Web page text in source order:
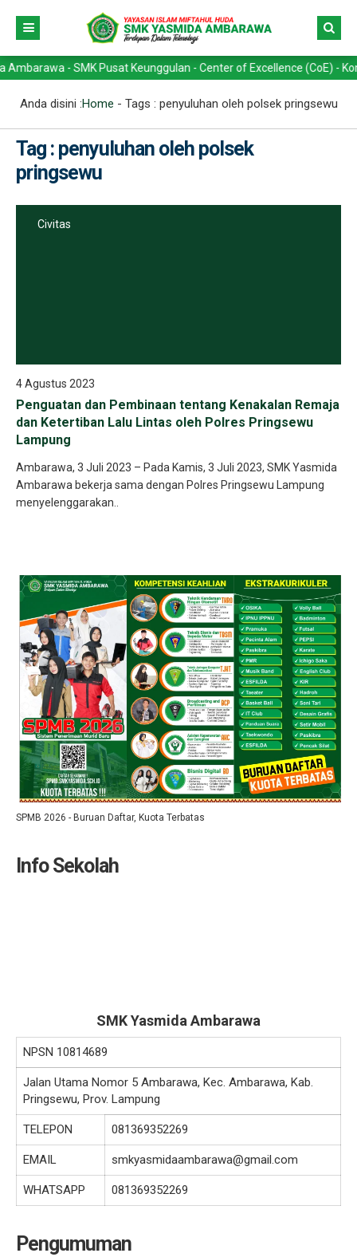
- SMK Pusat Keunggulan - Center of Excellence (CoE) -
Anda disini :Home - Tags : penyuluhan oleh polsek pringsewu
Tag : penyuluhan oleh polsek
pringsewu
Civitas
4 Agustus 2023
Penguatan dan Pembinaan tentang Kenakalan Remaja
dan Ketertiban Lalu Lintas oleh Polres Pringsewu
Lampung
Ambarawa, 3 Juli 2023 – Pada Kamis, 3 Juli 2023, SMK Yasmida
Ambarawa bekerja sama dengan Polres Pringsewu Lampung
menyelenggarakan..
SPMB 2026 - Buruan Daftar, Kuota Terbatas
Info Sekolah
SMK Yasmida Ambarawa
NPSN 10814689
Jalan Utama Nomor 5 Ambarawa, Kec. Ambarawa, Kab.
Pringsewu, Prov. Lampung
TELEPON 081369352269
EMAIL smkyasmidaambarawa@gmail.com
WHATSAPP 081369352269
Pengumuman